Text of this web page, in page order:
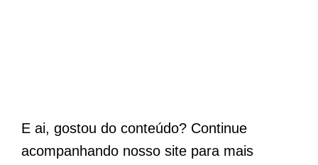
E ai, gostou do conteúdo? Continue
acompanhando nosso site para mais